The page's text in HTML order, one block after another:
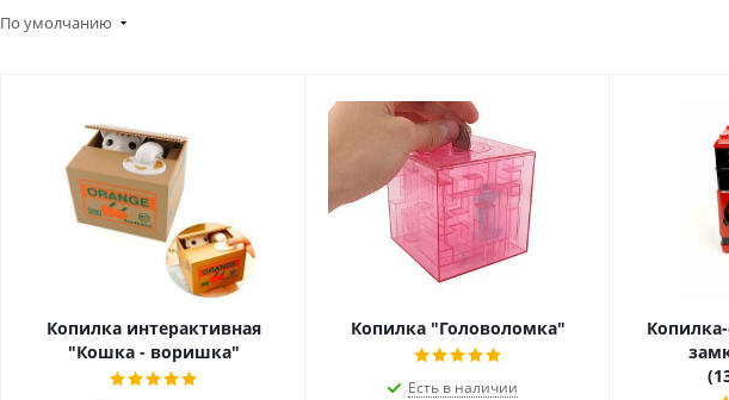
По умолчанию
Копилка интерактивная
"Кошка - воришка"
Копилка "Головоломка"
Есть в наличии